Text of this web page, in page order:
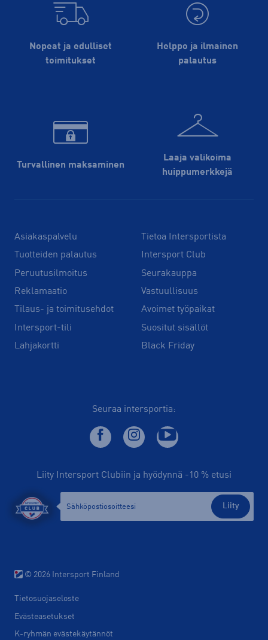
Nopeat ja edulliset
toimitukset
Helppo ja ilmainen
palautus
Turvallinen maksaminen
Laaja valikoima
huippu­merkkejä
Asiakaspalvelu
Tuotteiden palautus
Peruutusilmoitus
Reklamaatio
Tilaus- ja toimitusehdot
Intersport-tili
Lahjakortti
Tietoa Intersportista
Intersport Club
Seurakauppa
Vastuullisuus
Avoimet työpaikat
Suositut sisällöt
Black Friday
Seuraa intersportia:
Liity Intersport Clubiin ja hyödynnä -10 % etusi
Liity
© 2026 Intersport Finland
Tietosuojaseloste
Evästeasetukset
K-ryhmän evästekäytännöt